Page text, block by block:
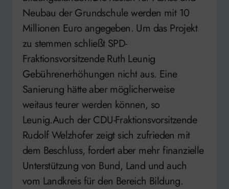
Neubau der Grundschule werden mit 10
Millionen Euro angegeben. Um das Projekt
zu stemmen schließt SPD-
Fraktionsvorsitzende Ruth Leunig
Gebührenerhöhungen nicht aus. Eine
Sanierung hätte aber möglicherweise
weitaus teurer werden können, so
Leunig.Auch der CDU-Fraktionsvorsitzende
Rudolf Welzhofer zeigt sich zufrieden mit
dem Beschluss, fordert aber mehr finanzielle
Unterstützung von Bund, Land und auch
vom Landkreis für den Bereich Bildung.